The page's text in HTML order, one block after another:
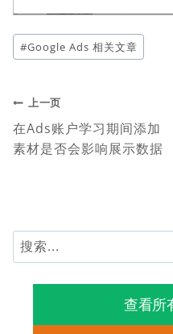
文
章
签：
#Google Ads 相关文章
文
章
导
上一页
在Ads账户学习期间添加
素材是否会影响展示数据
搜
索
查看所